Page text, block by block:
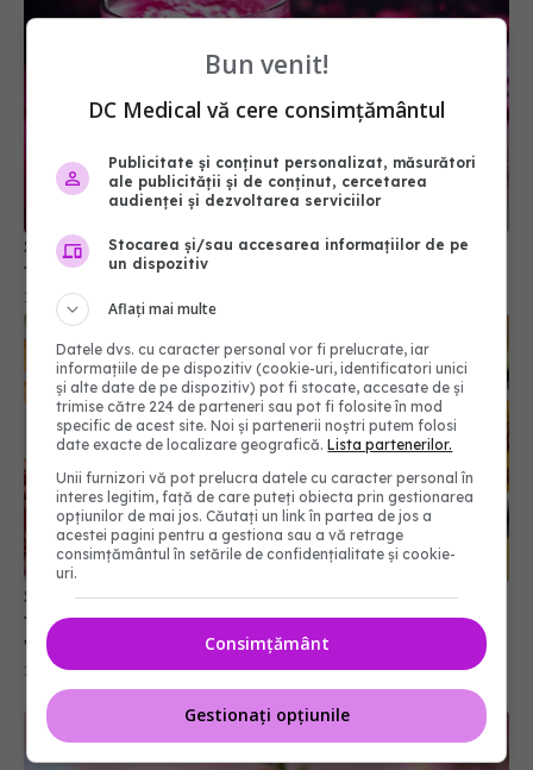
Sucul de merișoare, aliat al arterelor. Le redă
flexibilitatea și stimulează circulația sanguină
17 ian 2025, 16:46
Superalimente pe care trebuie să le mănânci în
fiecare zi. Mâncăruri esențiale pentru energie și
vitalitate
23 apr 2025, 12:03
Bun venit!
DC Medical vă cere consimțământul
Publicitate și conținut personalizat, măsurători
ale publicității și de conținut, cercetarea
audienței și dezvoltarea serviciilor
Stocarea și/sau accesarea informațiilor de pe
un dispozitiv
Aflați mai multe
Datele dvs. cu caracter personal vor fi prelucrate, iar
informațiile de pe dispozitiv (cookie-uri, identificatori unici
și alte date de pe dispozitiv) pot fi stocate, accesate de și
trimise către 224 de parteneri sau pot fi folosite în mod
specific de acest site. Noi și partenerii noștri putem folosi
date exacte de localizare geografică.Lista partenerilor.
Unii furnizori vă pot prelucra datele cu caracter personal în
interes legitim, față de care puteți obiecta prin gestionarea
opțiunilor de mai jos. Căutați un link în partea de jos a
acestei pagini pentru a gestiona sau a vă retrage
consimțământul în setările de confidențialitate și cookie-
uri.
Consimțământ
Gestionați opțiunile